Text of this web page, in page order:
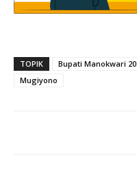
TOPIK Bupati Manokwari
Mugiyono